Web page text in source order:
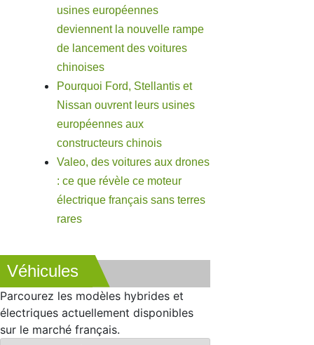
usines européennes
deviennent la nouvelle rampe
de lancement des voitures
chinoises
Pourquoi Ford, Stellantis et
Nissan ouvrent leurs usines
européennes aux
constructeurs chinois
Valeo, des voitures aux drones
: ce que révèle ce moteur
électrique français sans terres
rares
Véhicules
Parcourez les modèles hybrides et
électriques actuellement disponibles
sur le marché français.